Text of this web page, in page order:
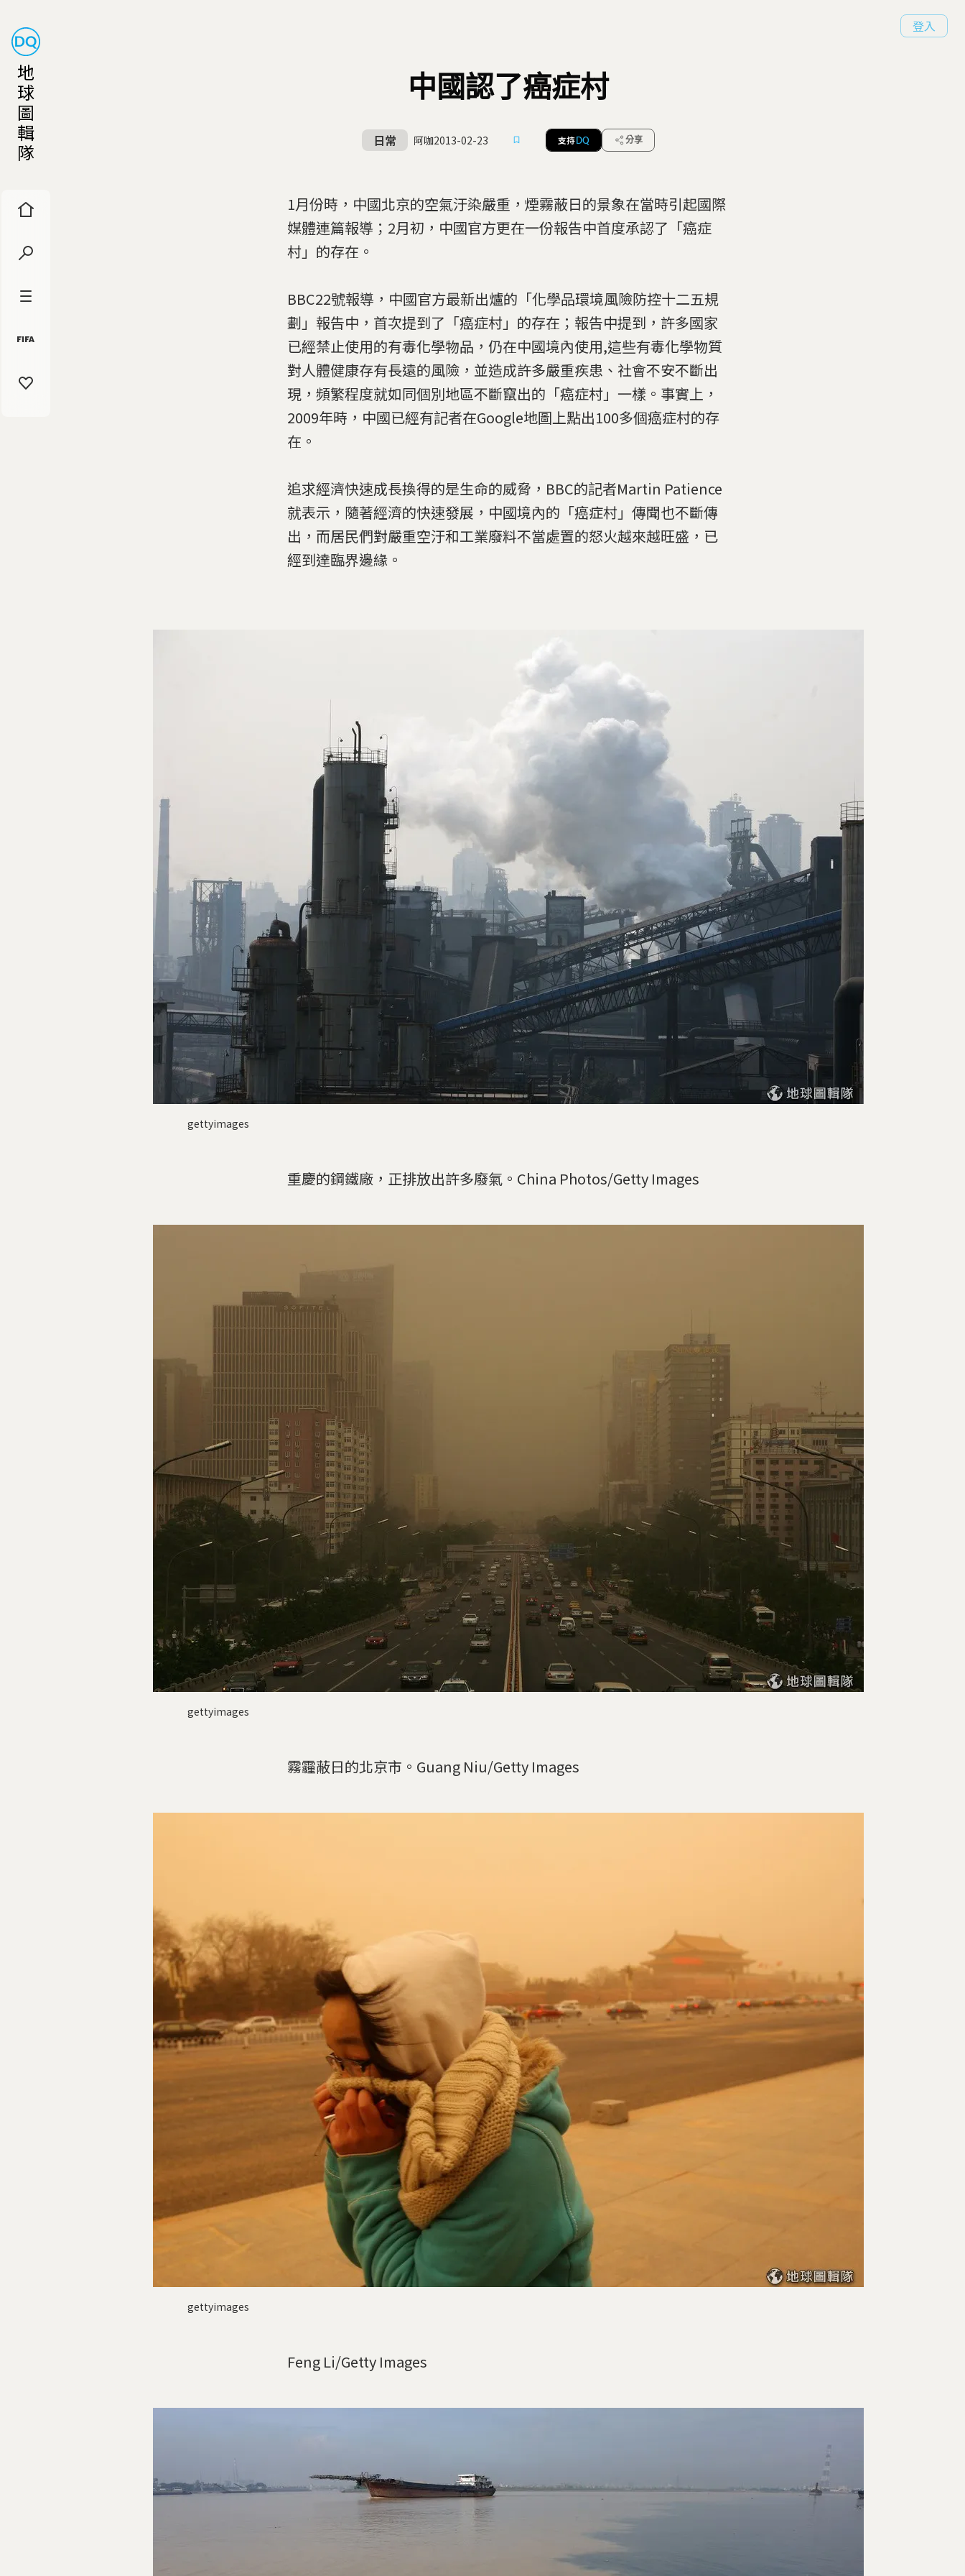
地
球
圖
輯
隊
登入
中國認了癌症村
日常 阿咖2013-02-23 支持 DQ 分享
1月份時，中國北京的空氣汙染嚴重，煙霧蔽日的景象在當時引起國際
媒體連篇報導；2月初，中國官方更在一份報告中首度承認了「癌症
村」的存在。
BBC22號報導，中國官方最新出爐的「化學品環境風險防控十二五規
劃」報告中，首次提到了「癌症村」的存在；報告中提到，許多國家
已經禁止使用的有毒化學物品，仍在中國境內使用,這些有毒化學物質
對人體健康存有長遠的風險，並造成許多嚴重疾患、社會不安不斷出
現，頻繁程度就如同個別地區不斷竄出的「癌症村」一樣。事實上，
2009年時，中國已經有記者在Google地圖上點出100多個癌症村的存
在。
追求經濟快速成長換得的是生命的威脅，BBC的記者Martin Patience
就表示，隨著經濟的快速發展，中國境內的「癌症村」傳聞也不斷傳
出，而居民們對嚴重空汙和工業廢料不當處置的怒火越來越旺盛，已
經到達臨界邊緣。
gettyimages
重慶的鋼鐵廠，正排放出許多廢氣。China Photos/Getty Images
gettyimages
霧霾蔽日的北京市。Guang Niu/Getty Images
gettyimages
Feng Li/Getty Images